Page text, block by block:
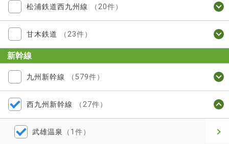
松浦鉄道西九州線 （20件）
甘木鉄道 （23件）
新幹線
九州新幹線 （579件）
西九州新幹線 （27件）
武雄温泉 （1件）